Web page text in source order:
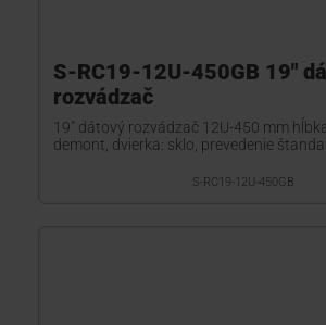
S-RC19-12U-450GB 19"
rozvádzač
19" dátový rozvádzač 12U-450 mm
demont, dvierka: sklo, prevedenie
S-RC19-12U-450GB